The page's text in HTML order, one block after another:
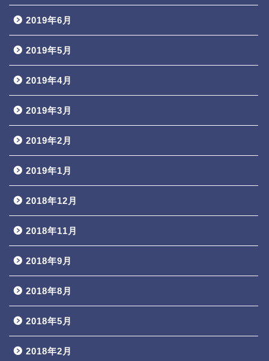
2019年6月
2019年5月
2019年4月
2019年3月
2019年2月
2019年1月
2018年12月
2018年11月
2018年9月
2018年8月
2018年5月
2018年2月